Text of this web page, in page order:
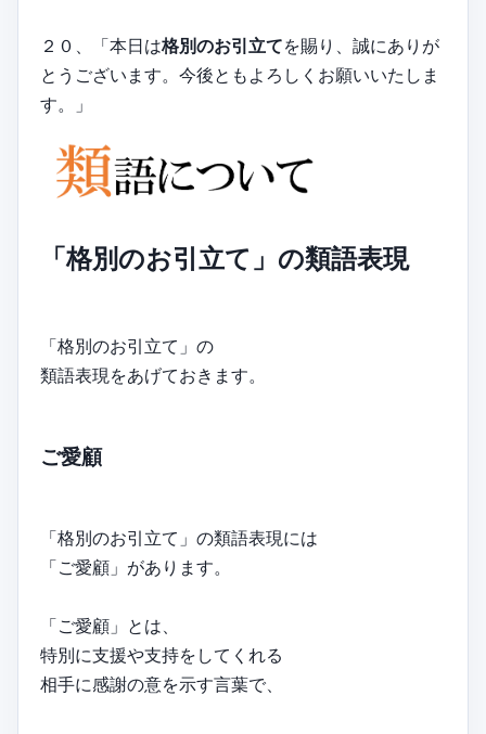
２０、「本日は格別のお引立てを賜り、誠にありが
とうございます。今後ともよろしくお願いいたしま
す。」
「格別のお引立て」の類語表現
「格別のお引立て」の
類語表現をあげておきます。
ご愛顧
「格別のお引立て」の類語表現には
「ご愛顧」があります。
「ご愛顧」とは、
特別に支援や支持をしてくれる
相手に感謝の意を示す言葉で、